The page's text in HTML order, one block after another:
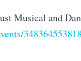
Musical and